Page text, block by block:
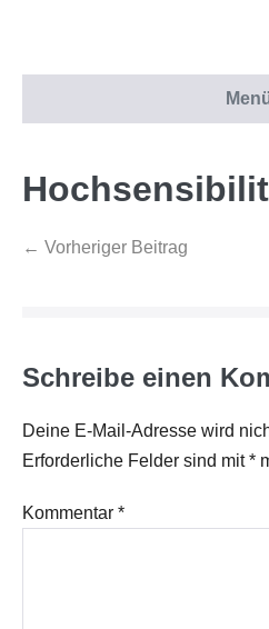
← Vorheriger Beitrag
Schreibe einen
Deine E-Mail-Adresse wird
Erforderliche Felder sind mit*
Kommentar *